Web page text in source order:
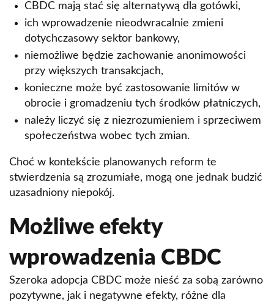
CBDC mają stać się alternatywą dla gotówki,
ich wprowadzenie nieodwracalnie zmieni
dotychczasowy sektor bankowy,
niemożliwe będzie zachowanie anonimowości
przy większych transakcjach,
konieczne może być zastosowanie limitów w
obrocie i gromadzeniu tych środków płatniczych,
należy liczyć się z niezrozumieniem i sprzeciwem
społeczeństwa wobec tych zmian.
Choć w kontekście planowanych reform te
stwierdzenia są zrozumiałe, mogą one jednak budzić
uzasadniony niepokój.
Możliwe efekty
wprowadzenia CBDC
Szeroka adopcja CBDC może nieść za sobą zarówno
pozytywne, jak i negatywne efekty, różne dla